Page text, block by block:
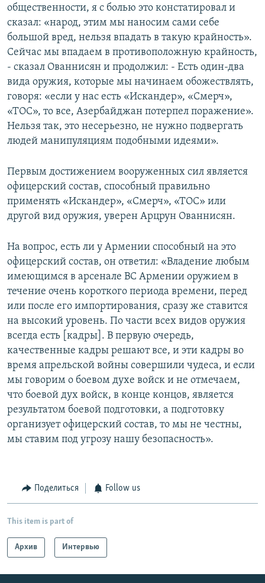
общественности, я с болью это констатировал и
сказал: «народ, этим мы наносим сами себе
большой вред, нельзя впадать в такую крайность».
Сейчас мы впадаем в противоположную крайность,
- сказал Ованнисян и продолжил: - Есть один-два
вида оружия, которые мы начинаем обожествлять,
говоря: «если у нас есть «Искандер», «Смерч»,
«ТОС», то все, Азербайджан потерпел поражение».
Нельзя так, это несерьезно, не нужно подвергать
людей манипуляциям подобными идеями».
Первым достижением вооруженных сил является
офицерский состав, способный правильно
применять «Искандер», «Смерч», «ТОС» или
другой вид оружия, уверен Арцрун Ованнисян.
На вопрос, есть ли у Армении способный на это
офицерский состав, он ответил: «Владение любым
имеющимся в арсенале ВС Армении оружием в
течение очень короткого периода времени, перед
или после его импортирования, сразу же ставится
на высокий уровень. По части всех видов оружия
всегда есть [кадры]. В первую очередь,
качественные кадры решают все, и эти кадры во
время апрельской войны совершили чудеса, и если
мы говорим о боевом духе войск и не отмечаем,
что боевой дух войск, в конце концов, является
результатом боевой подготовки, а подготовку
организует офицерский состав, то мы не честны,
мы ставим под угрозу нашу безопасность».
Поделиться Follow us
This item is part of
Архив Интервью